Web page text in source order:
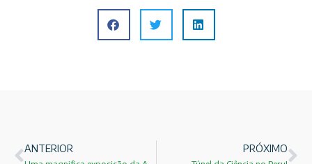
ANTERIOR PRÓXIMO